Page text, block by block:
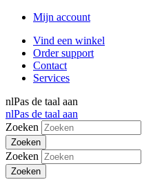
Mijn account
Vind een winkel
Order support
Contact
Services
nlPas de taal aan
nlPas de taal aan
Zoeken
Zoeken